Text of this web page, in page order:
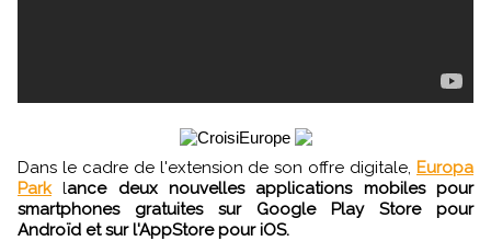
Dans le cadre de l'extension de son offre digitale, Europa
Parklance deux nouvelles applications mobiles pour
smartphones gratuites sur Google Play Store pour
Androïd et sur l'AppStore pour iOS.